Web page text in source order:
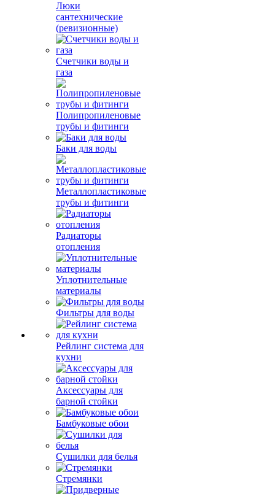
Люки
сантехнические
(ревизионные)
Счетчики воды и
газа
Полипропиленовые
трубы и фитинги
Баки для воды
Металлопластиковые
трубы и фитинги
Радиаторы
отопления
Уплотнительные
материалы
Фильтры для воды
Рейлинг система для
кухни
Аксессуары для
барной стойки
Бамбуковые обои
Сушилки для белья
Стремянки